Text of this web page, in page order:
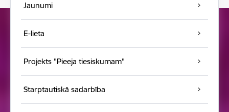
Jaunumi
E-lieta
Projekts "Pieeja tiesiskumam"
Starptautiskā sadarbība